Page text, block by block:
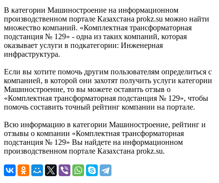
В категории Машиностроение на информационном
производственном портале Казахстана prokz.su можно найти
множество компаний. «Комплектная трансформаторная
подстанция № 129» - одна из таких компаний, которая
оказывает услуги в подкатегории: Инженерная
инфраструктура.
Если вы хотите помочь другим пользователям определиться с
компанией, в которой они захотят получить услуги категории
Машиностроение, то вы можете оставить отзыв о
«Комплектная трансформаторная подстанция № 129», чтобы
помочь составить точный рейтинг компании на портале.
Всю информацию в категории Машиностроение, рейтинг и
отзывы о компании «Комплектная трансформаторная
подстанция № 129» Вы найдете на информационном
производственном портале Казахстана prokz.su.